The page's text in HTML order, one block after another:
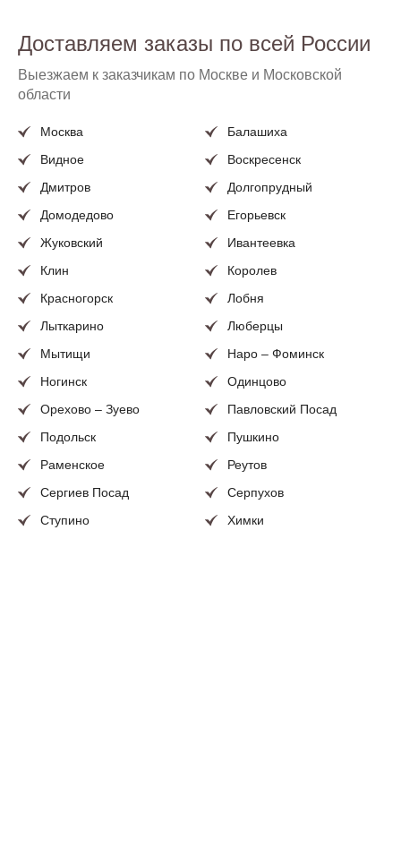
Доставляем заказы по всей России
Выезжаем к заказчикам по Москве и Московской
области
Москва
Балашиха
Видное
Воскресенск
Дмитров
Долгопрудный
Домодедово
Егорьевск
Жуковский
Ивантеевка
Клин
Королев
Красногорск
Лобня
Лыткарино
Люберцы
Мытищи
Наро – Фоминск
Ногинск
Одинцово
Орехово – Зуево
Павловский Посад
Подольск
Пушкино
Раменское
Реутов
Сергиев Посад
Серпухов
Ступино
Химки